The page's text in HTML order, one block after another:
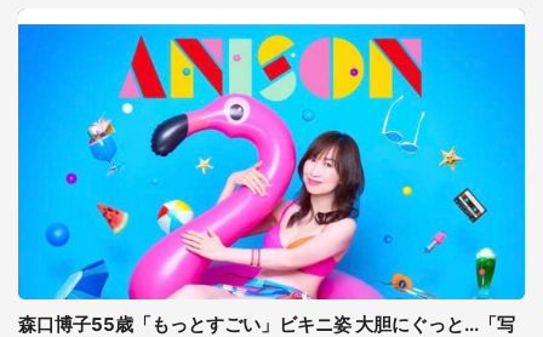
森口博子55歳「もっとすごい」ビキニ姿 大胆にぐっと...「写